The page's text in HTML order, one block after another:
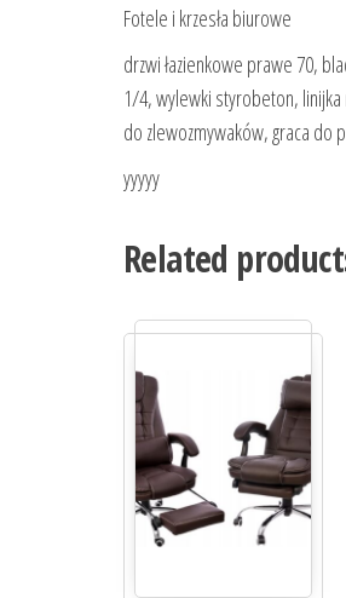
Fotele i krzesła biurowe
drzwi łazienkowe prawe 70,
1/4, wylewki styrobeton, linijka
do zlewozmywaków, graca do
yyyyy
Related